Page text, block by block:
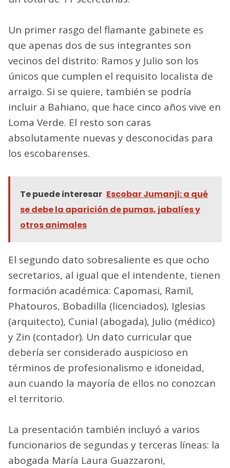
Un primer rasgo del flamante gabinete es
que apenas dos de sus integrantes son
vecinos del distrito: Ramos y Julio son los
únicos que cumplen el requisito localista de
arraigo. Si se quiere, también se podría
incluir a Bahiano, que hace cinco años vive en
Loma Verde. El resto son caras
absolutamente nuevas y desconocidas para
los escobarenses.
Te puede interesar Escobar Jumanji: a qué
se debe la aparición de pumas, jabalíes y
otros animales
El segundo dato sobresaliente es que ocho
secretarios, al igual que el intendente, tienen
formación académica: Capomasi, Ramil,
Phatouros, Bobadilla (licenciados), Iglesias
(arquitecto), Cunial (abogada), Julio (médico)
y Zin (contador). Un dato curricular que
debería ser considerado auspicioso en
términos de profesionalismo e idoneidad,
aun cuando la mayoría de ellos no conozcan
el territorio.
La presentación también incluyó a varios
funcionarios de segundas y terceras líneas: la
abogada María Laura Guazzaroni,